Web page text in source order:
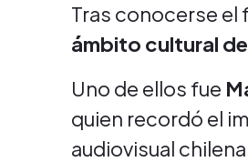
Tras conocerse el
ámbito cultural
Uno de ellos fue
quien recordó el
audiovisual